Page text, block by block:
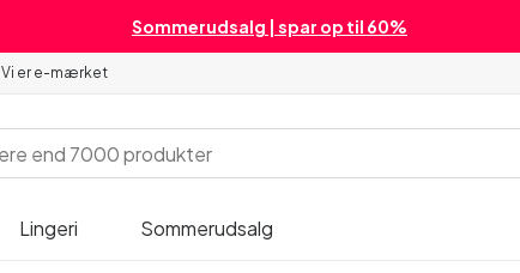
Sommerudsalg | spar op til 60%
Vi er e-mærket
Lingeri Sommerudsalg